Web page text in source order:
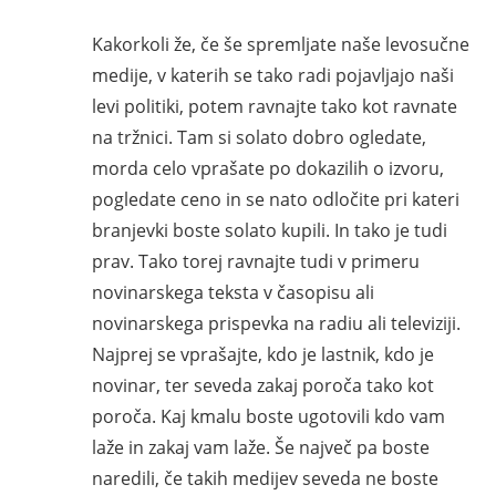
Kakorkoli že, če še spremljate naše levosučne
medije, v katerih se tako radi pojavljajo naši
levi politiki, potem ravnajte tako kot ravnate
na tržnici. Tam si solato dobro ogledate,
morda celo vprašate po dokazilih o izvoru,
pogledate ceno in se nato odločite pri kateri
branjevki boste solato kupili. In tako je tudi
prav. Tako torej ravnajte tudi v primeru
novinarskega teksta v časopisu ali
novinarskega prispevka na radiu ali televiziji.
Najprej se vprašajte, kdo je lastnik, kdo je
novinar, ter seveda zakaj poroča tako kot
poroča. Kaj kmalu boste ugotovili kdo vam
laže in zakaj vam laže. Še največ pa boste
naredili, če takih medijev seveda ne boste